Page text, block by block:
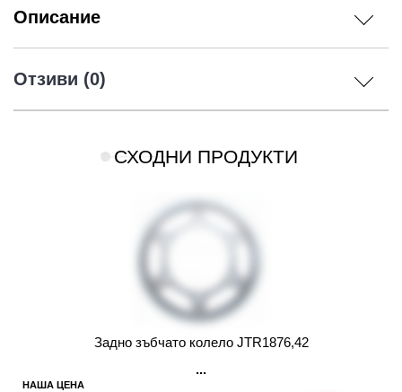
Описание
Отзиви (0)
СХОДНИ ПРОДУКТИ
Задно зъбчато колело JTR1876,42